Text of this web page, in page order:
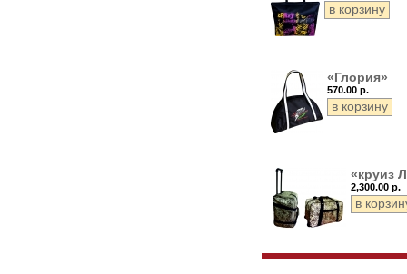
«Глория»
570.00 р.
«круиз
2,300.00 р.